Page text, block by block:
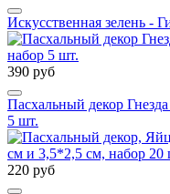
Искусственная зелень -
390 руб
Пасхальный декор
5 шт.
220 руб